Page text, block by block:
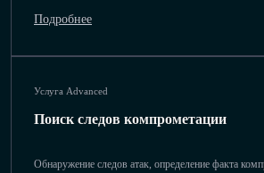
Подробнее
Услуга Advanced
Поиск следов компрометации
Обнаружение следов атак, определение факта